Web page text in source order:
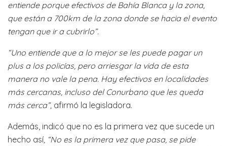
entiende porque efectivos de Bahía Blanca y la zona,
que están a 700km de la zona donde se hacia el evento
tengan que ir a cubrirlo”.
“Uno entiende que a lo mejor se les puede pagar un
plus a los policías, pero arriesgar la vida de esta
manera no vale la pena. Hay efectivos en localidades
más cercanas, incluso del Conurbano que les queda
más cerca”, afirmó la legisladora.
Además, indicó que no es la primera vez que sucede un
hecho así , “No es la primera vez que pasa, se pide